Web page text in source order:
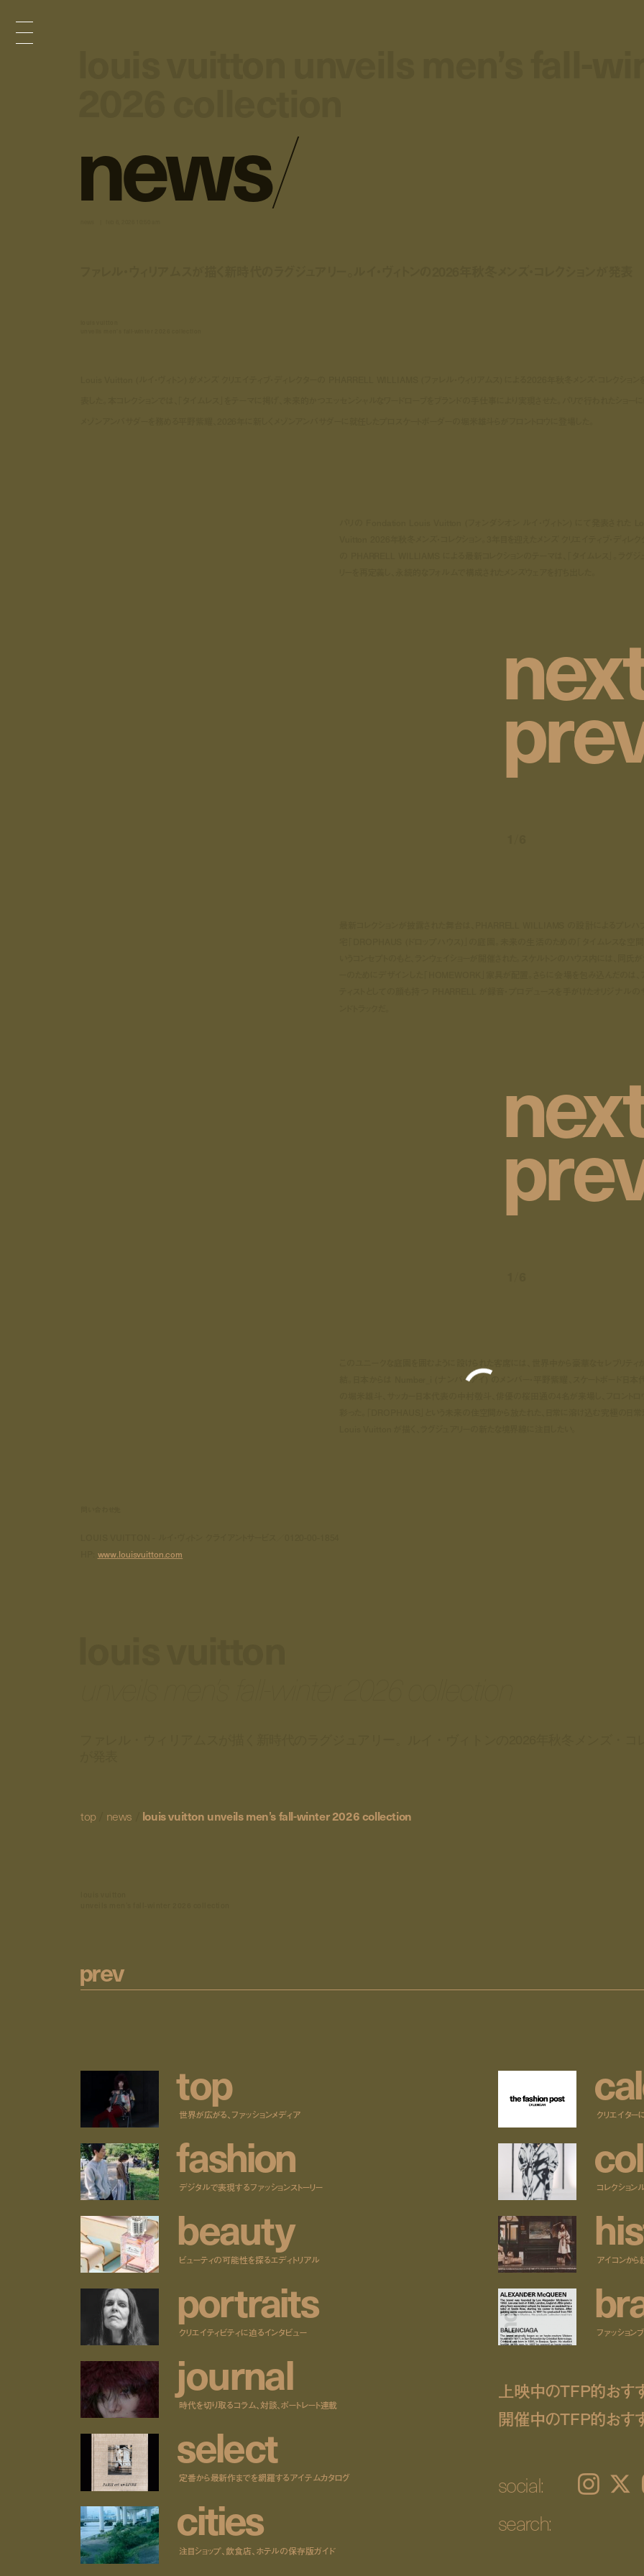
news/
nex
pre
nex
pre
結。日本からは Number_i (ナンバーアイ) のメンバー・平野紫耀、スケートボード日本代
www.louisvuitton.com
top news louis vuitton unveils men’s fall-winter 2026 collection
prev
top
世界が広がる、ファッションメディア
fashion
デジタルで表現するファッションストーリー
beauty
ビューティの可能性を探るエディトリアル
portraits
クリエイティビティに迫るインタビュー
journal
時代を切り取るコラム、対談、ポートレート連載
select
定番から最新作までを網羅するアイテムカタログ
cities
注目ショップ、飲食店、ホテルの保存版ガイド
cal
クリエイター
col
コレクション
his
アイコンから
br
ファッション
上映中のTFP的おす
開催中のTFP的おす
social: Instagram 𝕏
search: